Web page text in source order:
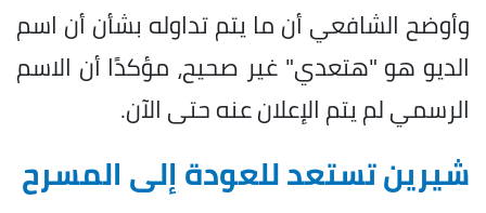
وأوضح الشافعي أن ما يتم تداوله بشأن أن اسم
الديو هو "هتعدي" غير صحيح، مؤكدًا أن الاسم
الرسمي لم يتم الإعلان عنه حتى الآن.
شيرين تستعد للعودة إلى المسرح